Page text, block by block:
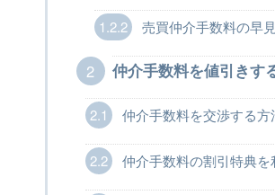
1.2.2 売買仲介手数料の早
2 仲介手数料を値引きす
2.1 仲介手数料を交渉する方
2.2 仲介手数料の割引特典を